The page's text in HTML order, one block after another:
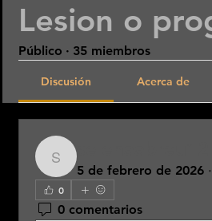
Lesion o
Público · 35 miembros
Discusión Acerca de
selenaabreu12
5 de febrero de 2026 ·
0
0 comentarios